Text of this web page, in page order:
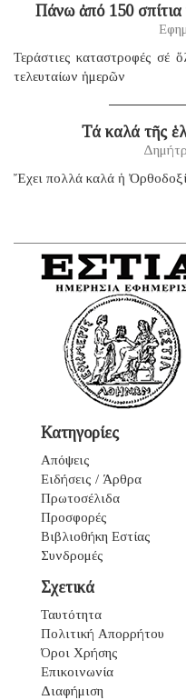
Πάνω ἀπό 150
Τεράστιες καταστροφές σέ
τελευταίων ἡμερῶν
Τά καλά τῆς
Ἔχει πολλά καλά ἡ
Κατηγορίες
Απόψεις
Ειδήσεις / Άρθρα
Πρωτοσέλιδα
Προσφορές
Βιβλιοθήκη Εστίας
Συνδρομές
Σχετικά
Ταυτότητα
Πολιτική Απορρήτου
Όροι Χρήσης
Επικοινωνία
Διαφήμιση